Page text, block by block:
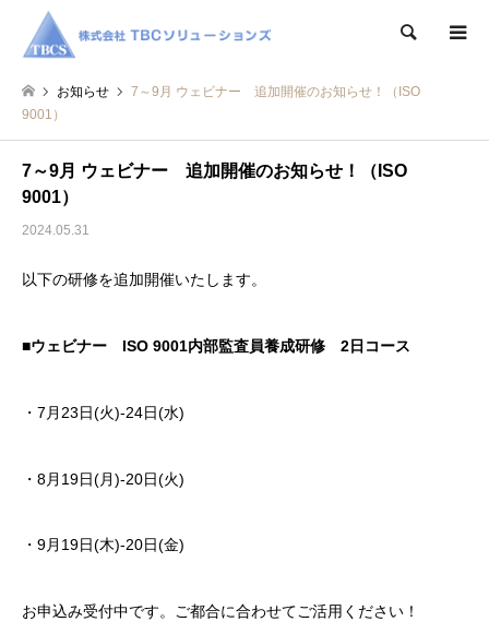
検索
お知らせ
7～9月 ウェビナー 追加開催のお知らせ！（ISO
9001）
7～9月 ウェビナー 追加開催のお知らせ！（ISO
9001）
2024.05.31
以下の研修を追加開催いたします。
■ウェビナー ISO 9001内部監査員養成研修 2日コース
・7月23日(火)-24日(水)
・8月19日(月)-20日(火)
・9月19日(木)-20日(金)
お申込み受付中です。ご都合に合わせてご活用ください！